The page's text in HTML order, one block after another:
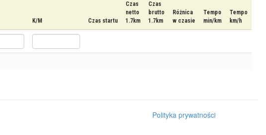
K/M Czas startu
Czas
netto
1.7km
Czas
brutto
1.7km
Różnica
w czasie
Tempo
min/km
Tempo
km/h
Polityka prywatności